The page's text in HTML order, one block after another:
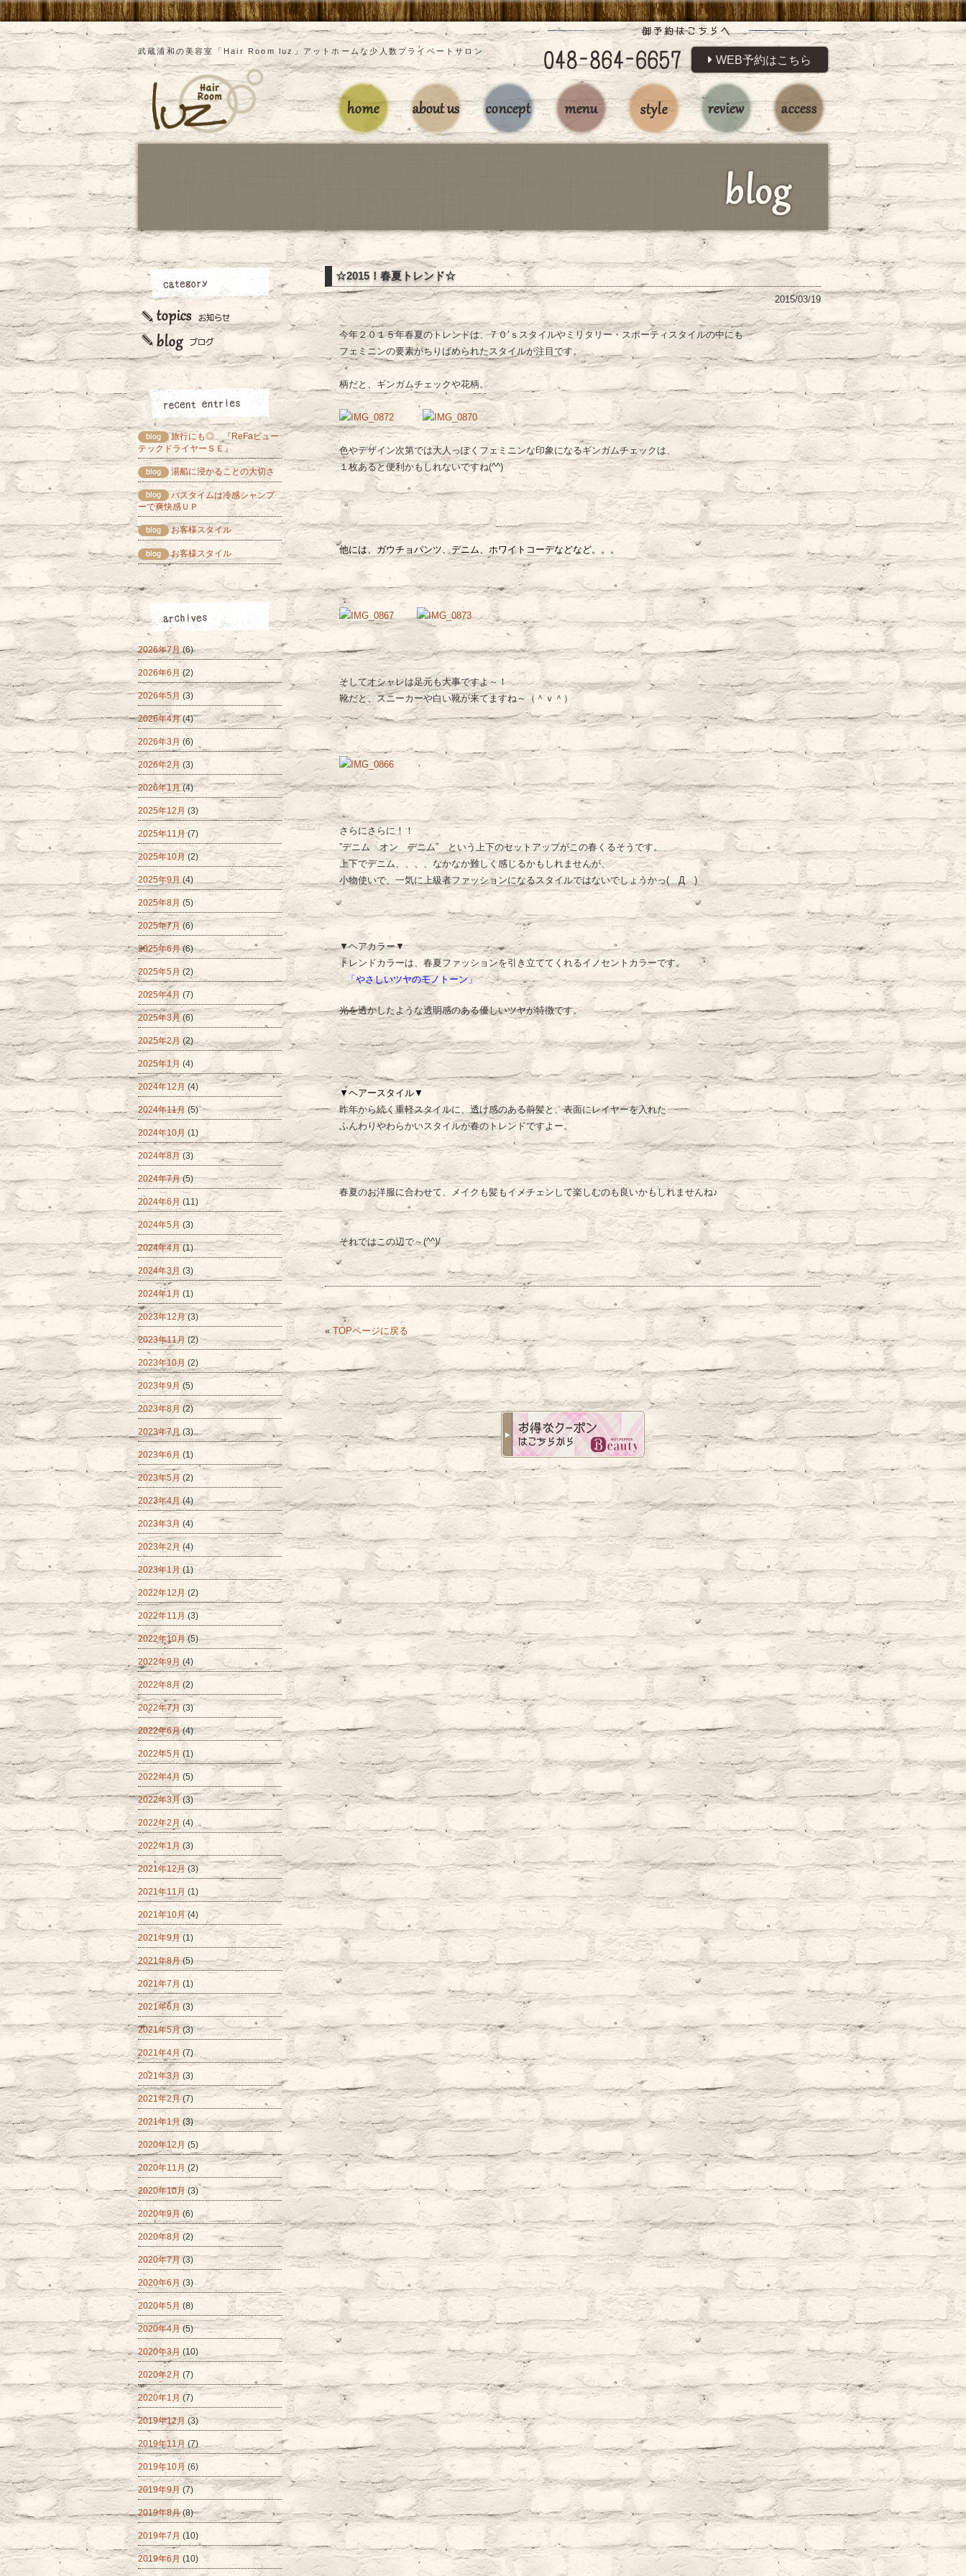
武蔵浦和の美容室「Hair Room luz」アットホームな少人数プライベートサロン
WEB予約はこちら
旅行にも◎ 『ReFaビュー
テックドライヤーＳＥ』
湯船に浸かることの大切さ
バスタイムは冷感シャンプ
ーで爽快感ＵＰ
お客様スタイル
お客様スタイル
2026年7月(6)
2026年6月 (2)
2026年5月 (3)
2026年4月(4)
2026年3月 (6)
2026年2月 (3)
2026年1月(4)
2025年12月 (3)
2025年11月(7)
2025年10月 (2)
2025年9月(4)
2025年8月 (5)
2025年7月 (6)
2025年6月(6)
2025年5月 (2)
2025年4月 (7)
2025年3月(6)
2025年2月(2)
2025年1月 (4)
2024年12月 (4)
2024年11月 (5)
2024年10月 (1)
2024年8月 (3)
2024年7月(5)
2024年6月 (11)
2024年5月 (3)
2024年4月(1)
2024年3月 (3)
2024年1月 (1)
2023年12月(3)
2023年11月 (2)
2023年10月 (2)
2023年9月 (5)
2023年8月 (2)
2023年7月(3)
2023年6月 (1)
2023年5月 (2)
2023年4月(4)
2023年3月 (4)
2023年2月 (4)
2023年1月 (1)
2022年12月 (2)
2022年11月 (3)
2022年10月(5)
2022年9月 (4)
2022年8月(2)
2022年7月 (3)
2022年6月(4)
2022年5月 (1)
2022年4月 (5)
2022年3月 (3)
2022年2月(4)
2022年1月 (3)
2021年12月(3)
2021年11月 (1)
2021年10月(4)
2021年9月(1)
2021年8月(5)
2021年7月 (1)
2021年6月 (3)
2021年5月(3)
2021年4月 (7)
2021年3月 (3)
2021年2月(7)
2021年1月(3)
2020年12月 (5)
2020年11月 (2)
2020年10月 (3)
2020年9月 (6)
2020年8月 (2)
2020年7月(3)
2020年6月 (3)
2020年5月 (8)
2020年4月 (5)
2020年3月 (10)
2020年2月 (7)
2020年1月 (7)
2019年12月 (3)
2019年11月 (7)
2019年10月 (6)
2019年9月 (7)
2019年8月(8)
2019年7月 (10)
2019年6月 (10)
☆2015！春夏トレンド☆
2015/03/19
今年２０１５年春夏のトレンドは、７０’ｓスタイルやミリタリー・スポーティスタイルの中にも
フェミニンの要素がちりばめられたスタイルが注目です。
柄だと、ギンガムチェックや花柄。
色やデザイン次第では大人っぽくフェミニンな印象になるギンガムチェックは、
１枚あると便利かもしれないですね(^^)
他には、ガウチョパンツ、デニム、ホワイトコーデなどなど。。。
そしてオシャレは足元も大事ですよ～！
靴だと、スニーカーや白い靴が来てますね～（＾ｖ＾）
さらにさらに！！
”デニム オン デニム” という上下のセットアップがこの春くるそうです。
上下でデニム、、、、なかなか難しく感じるかもしれませんが、
小物使いで、一気に上級者ファッションになるスタイルではないでしょうかっ(ゝДゝ)
▼ヘアカラー▼
トレンドカラーは、春夏ファッションを引き立ててくれるイノセントカラーです。
「やさしいツヤのモノトーン」
光を透かしたような透明感のある優しいツヤが特徴です。
▼ヘアースタイル▼
昨年から続く重軽スタイルに、透け感のある前髪と、表面にレイヤーを入れた
ふんわりやわらかいスタイルが春のトレンドですよー。
春夏のお洋服に合わせて、メイクも髪もイメチェンして楽しむのも良いかもしれませんね♪
それではこの辺で～(^^)/
« TOPページに戻る